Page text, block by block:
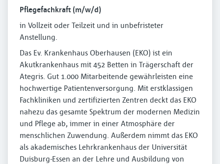
Pflegefachkraft (m⁠/⁠w⁠/⁠d)
in Vollzeit oder Teilzeit und in unbefristeter
Anstellung.
Das Ev. Krankenhaus Oberhausen (EKO) ist ein
Akutkrankenhaus mit 452 Betten in Trägerschaft der
Ategris. Gut 1.000 Mitarbeitende gewährleisten eine
hochwertige Patientenversorgung. Mit erstklassigen
Fachkliniken und zertifizierten Zentren deckt das EKO
nahezu das gesamte Spektrum der modernen Medizin
und Pflege ab, immer in einer Atmosphäre der
menschlichen Zuwendung. Außerdem nimmt das EKO
als akademisches Lehrkrankenhaus der Universität
Duisburg-Essen an der Lehre und Ausbildung von